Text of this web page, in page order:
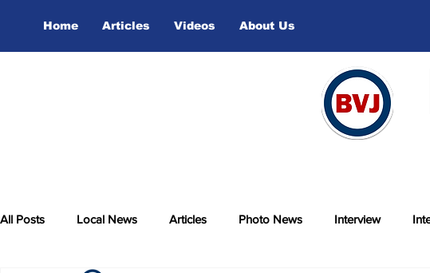
Home Articles Videos About Us
All Posts Local News Articles Photo News Interview